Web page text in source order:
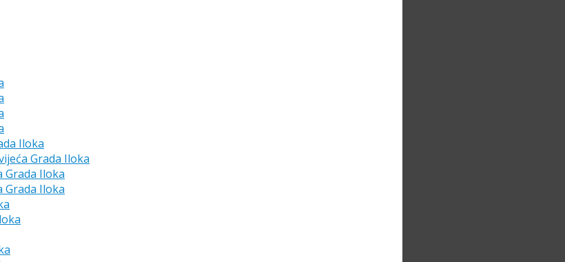
Iloka
Grada Iloka
Grada Iloka
Grada Iloka